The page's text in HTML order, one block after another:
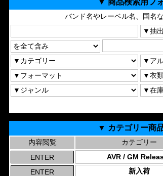
▼ 商品検索用フ
バンド名やレーベル名、国名
▼ カテゴリー商
内容閲覧 カテゴリー
AVR / GM
新入荷